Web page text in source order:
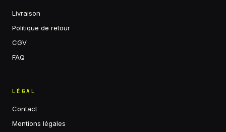
Livraison
Politique de retour
CGV
FAQ
LÉGAL
Contact
Mentions légales